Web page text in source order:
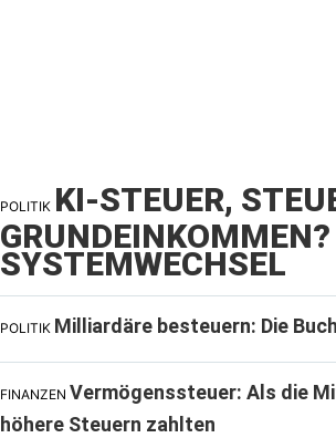
POLITIK KI-STEUER,
SYSTEMWECHSEL
POLITIK Milliardäre besteuern: Die
FINANZEN Vermögenssteuer: Als die
höhere Steuern zahlten